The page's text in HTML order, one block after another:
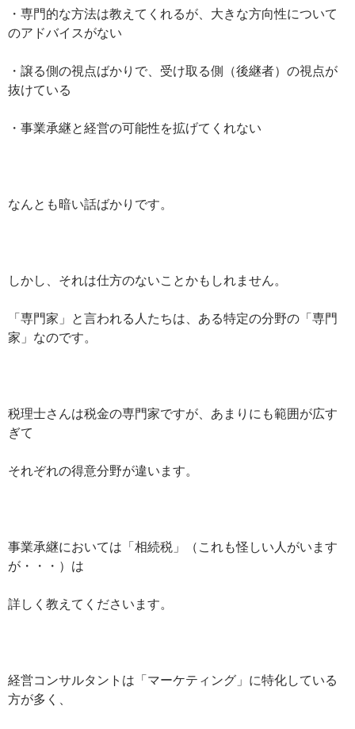
・専門的な方法は教えてくれるが、大きな方向性について
のアドバイスがない
・譲る側の視点ばかりで、受け取る側（後継者）の視点が
抜けている
・事業承継と経営の可能性を拡げてくれない
なんとも暗い話ばかりです。
しかし、それは仕方のないことかもしれません。
「専門家」と言われる人たちは、ある特定の分野の「専門
家」なのです。
税理士さんは税金の専門家ですが、あまりにも範囲が広す
ぎて
それぞれの得意分野が違います。
事業承継においては「相続税」（これも怪しい人がいます
が・・・）は
詳しく教えてくださいます。
経営コンサルタントは「マーケティング」に特化している
方が多く、